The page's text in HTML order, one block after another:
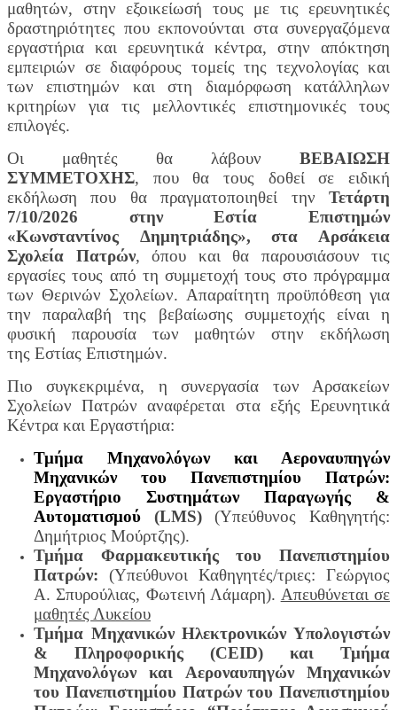
μαθητών, στην εξοικείωσή τους με τις ερευνητικές
δραστηριότητες που εκπονούνται στα συνεργαζόμενα
εργαστήρια και ερευνητικά κέντρα, στην απόκτηση
εμπειριών σε διαφόρους τομείς της τεχνολογίας και
των επιστημών και στη διαμόρφωση κατάλληλων
κριτηρίων για τις μελλοντικές επιστημονικές τους
επιλογές.
Οι μαθητές θα λάβουν ΒΕΒΑΙΩΣΗ
ΣΥΜΜΕΤΟΧΗΣ, που θα τους δοθεί σε ειδική
εκδήλωση που θα πραγματοποιηθεί την Τετάρτη
7/10/2026 στην Εστία Επιστημών
«Κωνσταντίνος Δημητριάδης», στα Αρσάκεια
Σχολεία Πατρών, όπου και θα παρουσιάσουν τις
εργασίες τους από τη συμμετοχή τους στο πρόγραμμα
των Θερινών Σχολείων. Απαραίτητη προϋπόθεση για
την παραλαβή της βεβαίωσης συμμετοχής είναι η
φυσική παρουσία των μαθητών στην εκδήλωση
της Εστίας Επιστημών.
Πιο συγκεκριμένα, η συνεργασία των Αρσακείων
Σχολείων Πατρών αναφέρεται στα εξής Ερευνητικά
Κέντρα και Εργαστήρια:
Τμήμα Μηχανολόγων και Αεροναυπηγών
Μηχανικών του Πανεπιστημίου Πατρών:
Εργαστήριο Συστημάτων Παραγωγής &
Αυτοματισμού (LMS)(Υπεύθυνος Καθηγητής:
Δημήτριος Μούρτζης).
Τμήμα Φαρμακευτικής του Πανεπιστημίου
Πατρών: (Υπεύθυνοι Καθηγητές/τριες: Γεώργιος
A. Σπυρούλιας, Φωτεινή Λάμαρη). Απευθύνεται σε
μαθητές Λυκείου
Τμήμα Μηχανικών Ηλεκτρονικών Υπολογιστών
& Πληροφορικής (CEID) και Τμήμα
Μηχανολόγων και Αεροναυπηγών Μηχανικών
του Πανεπιστημίου Πατρών του Πανεπιστημίου